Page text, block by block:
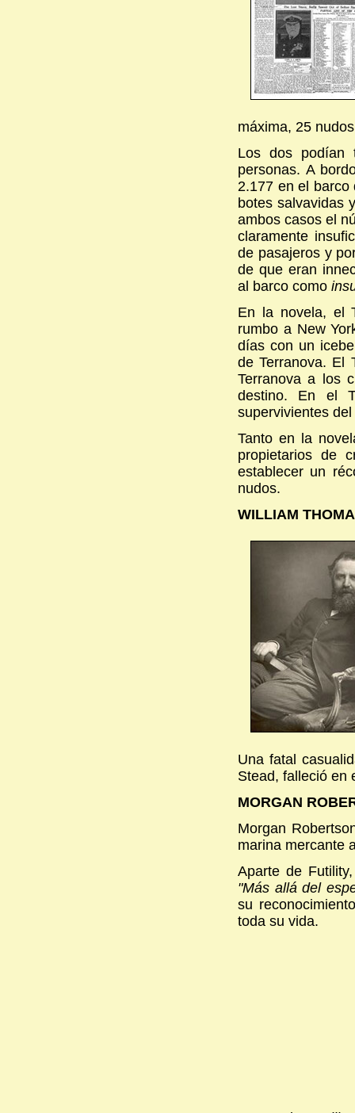
máxima, 25
Los dos podían
personas. A
2.177 en el barco
botes salvavidas
ambos casos el
claramente
de pasajeros y
de que eran
al barco como
En la novela, el
rumbo a New
días con un
de Terranova. El
Terranova a los
destino. En el
supervivientes del
Tanto en la
propietarios de
establecer un
nudos.
WILLIAM
Una fatal
Stead, falleció en
MORGAN
Morgan
marina mercante
Aparte de
"Más allá del
su
toda su vida.